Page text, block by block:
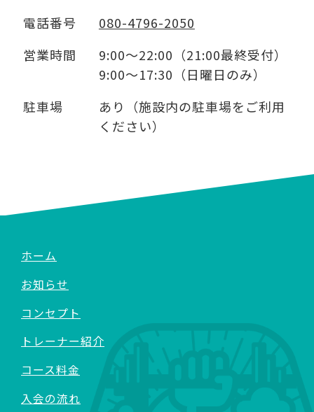
電話番号
080-4796-2050
営業時間
9:00～22:00（21:00最終受付）
9:00～17:30（日曜日のみ）
駐車場
あり（施設内の駐車場をご利用
ください）
ホーム
お知らせ
コンセプト
トレーナー紹介
コース料金
入会の流れ